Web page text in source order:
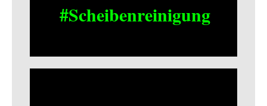
#Scheibenreinigung